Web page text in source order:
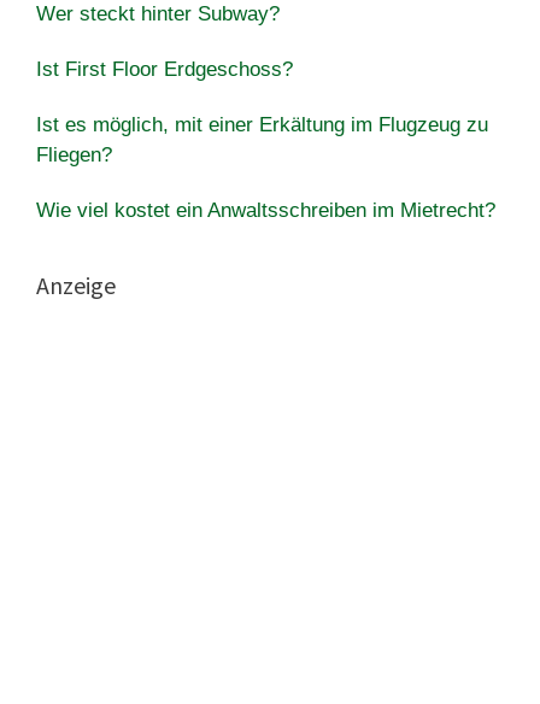
Wer steckt hinter Subway?
Ist First Floor Erdgeschoss?
Ist es möglich, mit einer Erkältung im Flugzeug zu
Fliegen?
Wie viel kostet ein Anwaltsschreiben im Mietrecht?
Anzeige